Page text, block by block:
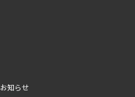
お知らせ